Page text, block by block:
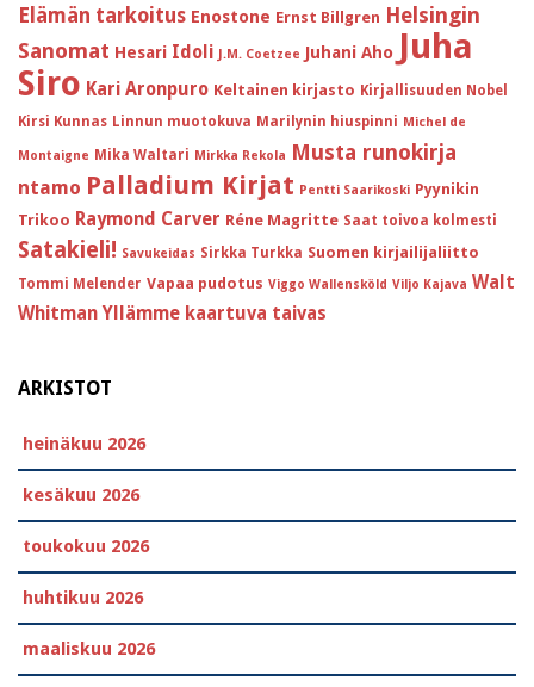
Elämän tarkoitus Enostone Ernst Billgren Helsingin
Sanomat Hesari Idoli J.M. Coetzee Juhani Aho Juha
Siro Kari Aronpuro Keltainen kirjasto Kirjallisuuden Nobel
Kirsi Kunnas Linnun muotokuva Marilynin hiuspinni Michel de
Montaigne Mika Waltari Mirkka Rekola Musta runokirja
ntamo Palladium Kirjat Pentti Saarikoski Pyynikin
Trikoo Raymond Carver Réne Magritte Saat toivoa kolmesti
Satakieli! Savukeidas Sirkka Turkka Suomen kirjailijaliitto
Tommi Melender Vapaa pudotus Viggo Wallensköld Viljo Kajava Walt
Whitman Yllämme kaartuva taivas
ARKISTOT
heinäkuu 2026
kesäkuu 2026
toukokuu 2026
huhtikuu 2026
maaliskuu 2026